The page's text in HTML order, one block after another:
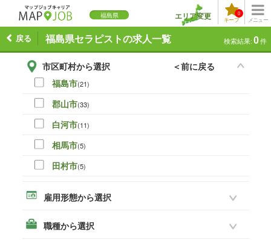
福島県
メニュー
キープ
0
エリア変更
福島県セラピストの求人一覧
戻る 検索結果: 0件
市区町村から選択
＜前に戻る
福島市(21)
郡山市(33)
白河市(11)
相馬市(5)
田村市(5)
いわき市(19)
雇用形態から選択
職種から選択